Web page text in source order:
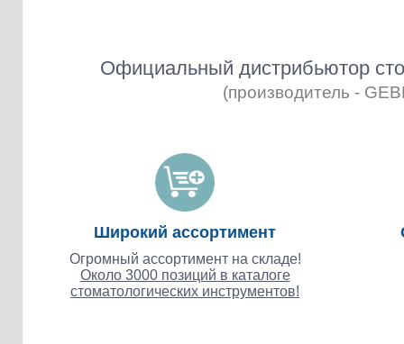
Официальный дистрибьютор
(производитель -
Широкий ассортимент
Огромный ассортимент на складе!
Около 3000 позиций в каталоге
стоматологических инструментов!